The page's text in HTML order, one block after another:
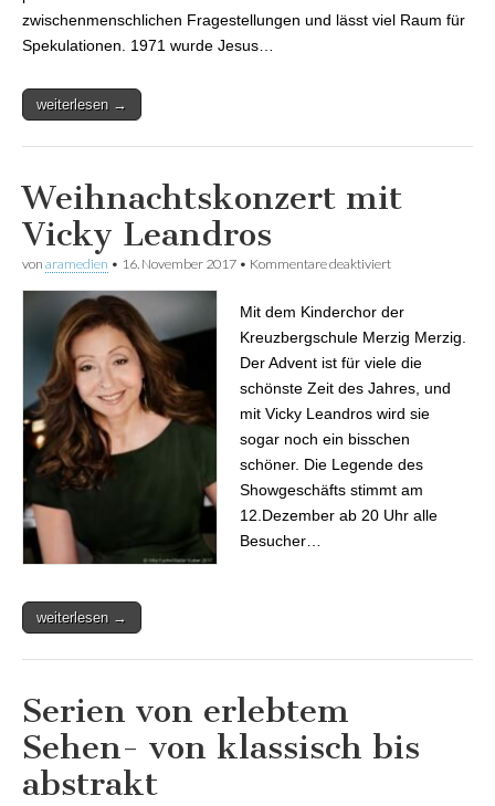
zwischenmenschlichen Fragestellungen und lässt viel Raum für
Spekulationen. 1971 wurde Jesus…
weiterlesen →
Weihnachtskonzert mit
Vicky Leandros
von aramedien • 16. November 2017 • Kommentare deaktiviert
Mit dem Kinderchor der
Kreuzbergschule Merzig Merzig.
Der Advent ist für viele die
schönste Zeit des Jahres, und
mit Vicky Leandros wird sie
sogar noch ein bisschen
schöner. Die Legende des
Showgeschäfts stimmt am
12.Dezember ab 20 Uhr alle
Besucher…
weiterlesen →
Serien von erlebtem
Sehen- von klassisch bis
abstrakt